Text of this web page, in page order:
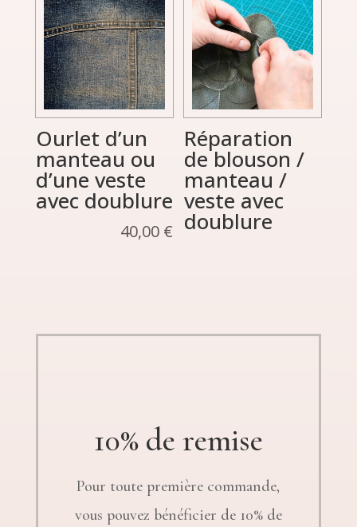
Ourlet d’un
manteau ou
d’une veste
avec doublure
40,00 €
Réparation
de blouson /
manteau /
veste avec
doublure
10% de remise
Pour toute première commande,
vous pouvez bénéficier de 10% de